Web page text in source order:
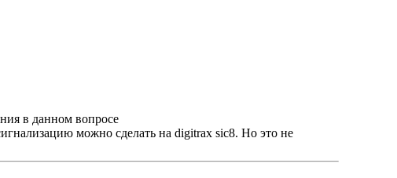
в данном вопросе
можно сделать на digitrax sic8. Но это не